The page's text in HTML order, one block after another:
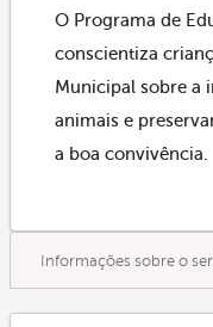
O Programa de
conscientiza
Municipal sobre a
animais e
a boa convivência.
Informações sobre o